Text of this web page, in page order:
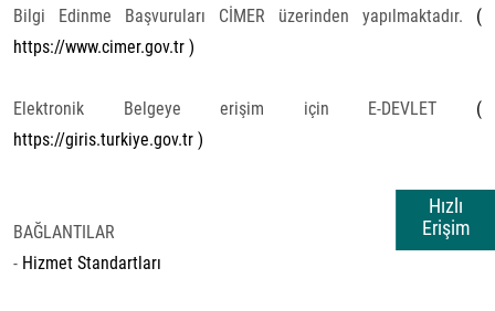
Hızlı
Erişim
Bilgi Edinme Başvuruları CİMER üzerinden yapılmaktadır. (
https://www.cimer.gov.tr )
Elektronik Belgeye erişim için E-DEVLET (
https://giris.turkiye.gov.tr )
BAĞLANTILAR
- Hizmet Standartları